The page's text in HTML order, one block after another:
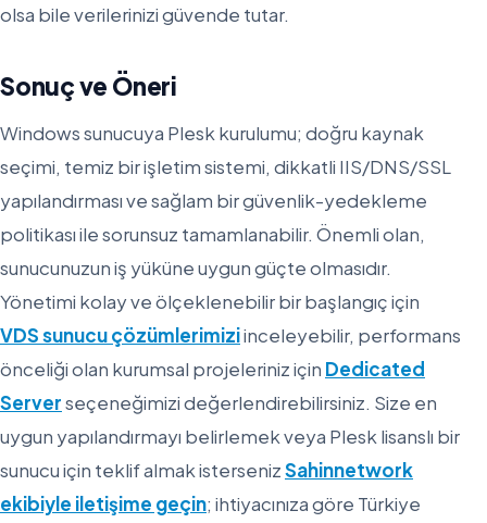
olsa bile verilerinizi güvende tutar.
Sonuç ve Öneri
Windows sunucuya Plesk kurulumu; doğru kaynak
seçimi, temiz bir işletim sistemi, dikkatli IIS/DNS/SSL
yapılandırması ve sağlam bir güvenlik-yedekleme
politikası ile sorunsuz tamamlanabilir. Önemli olan,
sunucunuzun iş yüküne uygun güçte olmasıdır.
Yönetimi kolay ve ölçeklenebilir bir başlangıç için
VDS sunucu çözümlerimiziinceleyebilir, performans
önceliği olan kurumsal projeleriniz için Dedicated
Serverseçeneğimizi değerlendirebilirsiniz. Size en
uygun yapılandırmayı belirlemek veya Plesk lisanslı bir
sunucu için teklif almak istersenizSahinnetwork
ekibiyle iletişime geçin; ihtiyacınıza göre Türkiye